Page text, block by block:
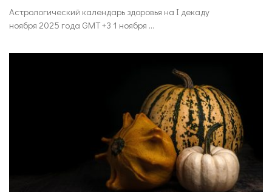
Астрологический календарь здоровья на I декаду
ноября 2025 года GMT +3 1 ноября ...